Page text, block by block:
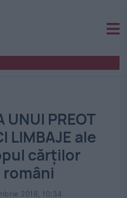
UNUI PREOT
LIMBAJE ale
cărților
2018, 10:34